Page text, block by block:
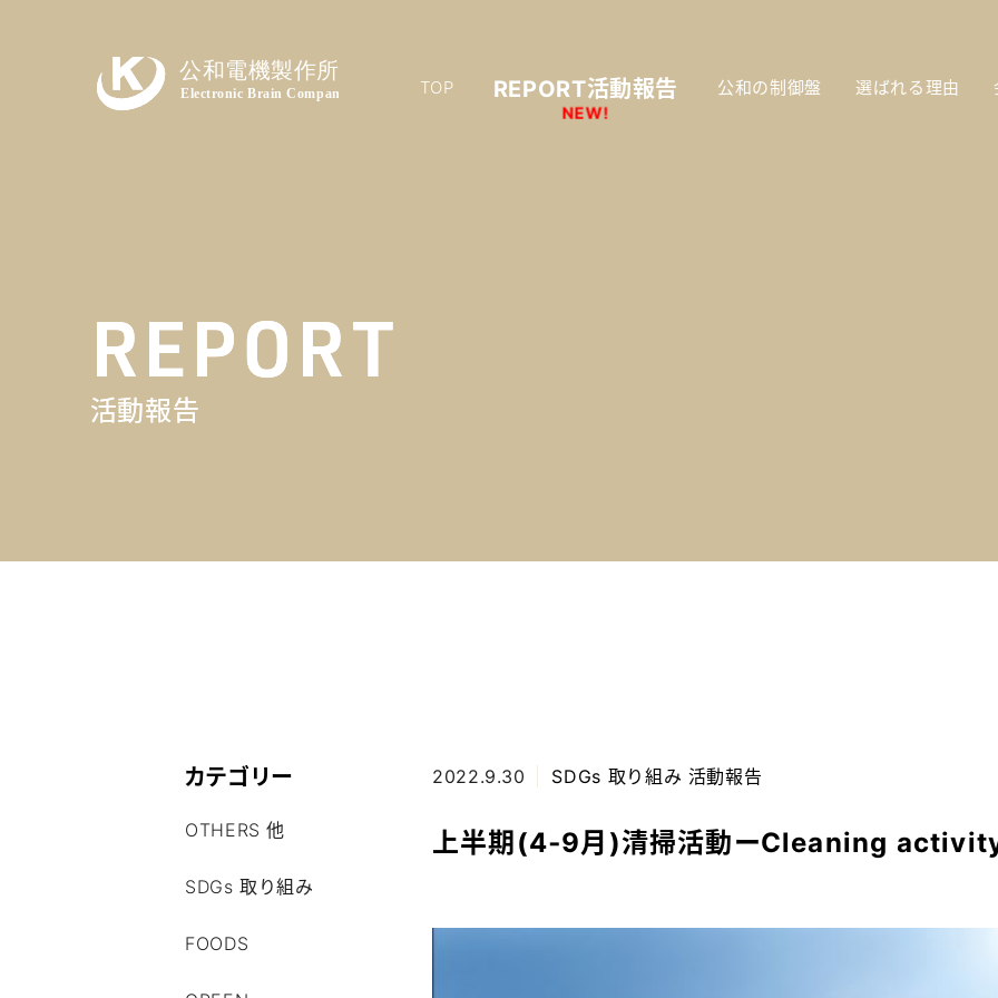
TOP REPORT活動報告 公和の制御盤 選ばれる理由
REPORT
活動報告
カテゴリー
OTHERS 他
SDGs 取り組み
FOODS
2022.9.30 SDGs 取り組み 活動報告
上半期(4‐9月)清掃活動ーCleaning